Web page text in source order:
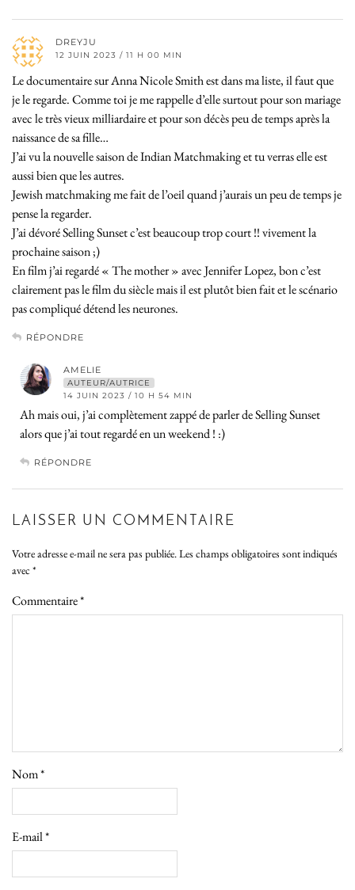
DREYJU
12 JUIN 2023 / 11 H 00 MIN
Le documentaire sur Anna Nicole Smith est dans ma liste, il faut que
je le regarde. Comme toi je me rappelle d’elle surtout pour son mariage
avec le très vieux milliardaire et pour son décès peu de temps après la
naissance de sa fille…
J’ai vu la nouvelle saison de Indian Matchmaking et tu verras elle est
aussi bien que les autres.
Jewish matchmaking me fait de l’oeil quand j’aurais un peu de temps je
pense la regarder.
J’ai dévoré Selling Sunset c’est beaucoup trop court !! vivement la
prochaine saison ;)
En film j’ai regardé « The mother » avec Jennifer Lopez, bon c’est
clairement pas le film du siècle mais il est plutôt bien fait et le scénario
pas compliqué détend les neurones.
RÉPONDRE
AMELIE
AUTEUR/AUTRICE
14 JUIN 2023 / 10 H 54 MIN
Ah mais oui, j’ai complètement zappé de parler de Selling Sunset
alors que j’ai tout regardé en un weekend ! :)
RÉPONDRE
LAISSER UN COMMENTAIRE
Votre adresse e-mail ne sera pas publiée.Les champs obligatoires sont indiqués
avec *
Commentaire*
Nom*
E-mail*